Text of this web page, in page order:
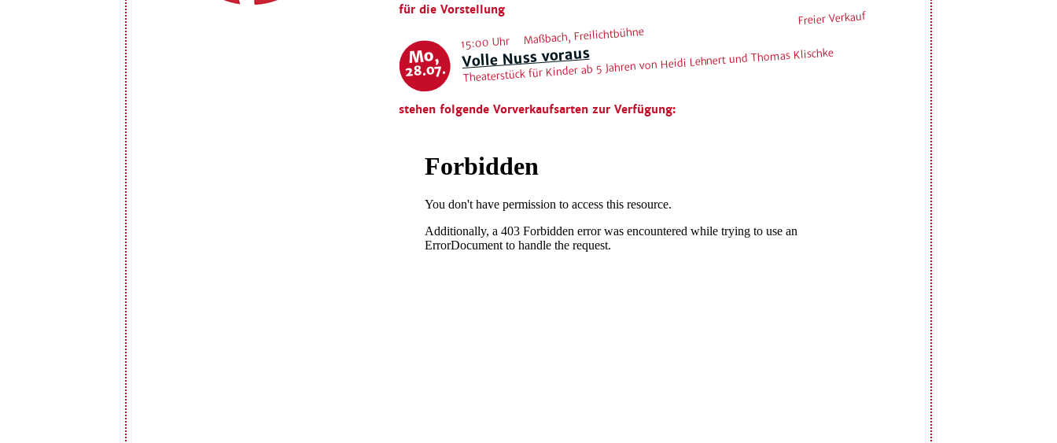
für die Vorstellung
Mo,
28.07.
15:00 Uhr Maßbach, Freilichtbühne
Freier Verkauf
Volle Nuss voraus
Theaterstück für Kinder ab 5 Jahren von Heidi Lehnert und Thomas Klischke
stehen folgende Vorverkaufsarten zur Verfügung: